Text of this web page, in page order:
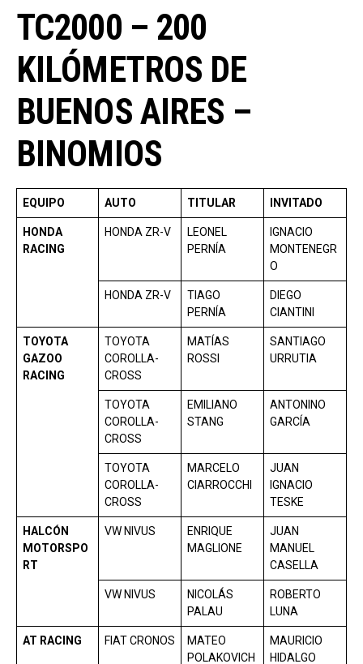
TC2000 – 200
KILÓMETROS DE
BUENOS AIRES –
BINOMIOS
EQUIPO AUTO TITULAR INVITADO
HONDA
RACING
HONDA ZR-V
LEONEL
PERNÍA
IGNACIO
MONTENEGR
O
HONDA ZR-V
TIAGO
PERNÍA
DIEGO
CIANTINI
TOYOTA
GAZOO
RACING
TOYOTA
COROLLA-
CROSS
MATÍAS
ROSSI
SANTIAGO
URRUTIA
TOYOTA
COROLLA-
CROSS
EMILIANO
STANG
ANTONINO
GARCÍA
TOYOTA
COROLLA-
CROSS
MARCELO
CIARROCCHI
JUAN
IGNACIO
TESKE
HALCÓN
MOTORSPO
RT
VW NIVUS
ENRIQUE
MAGLIONE
JUAN
MANUEL
CASELLA
VW NIVUS
NICOLÁS
PALAU
ROBERTO
LUNA
AT RACING FIAT CRONOS
MATEO
POLAKOVICH
MAURICIO
HIDALGO